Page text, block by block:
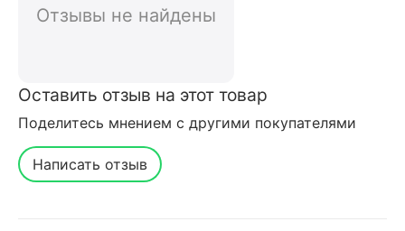
Отзывы не найдены
Оставить отзыв на этот товар
Поделитесь мнением с другими покупателями
Написать отзыв